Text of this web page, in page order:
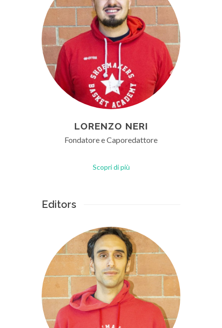
LORENZO NERI
Fondatore e Caporedattore
Scopri di più
Editors